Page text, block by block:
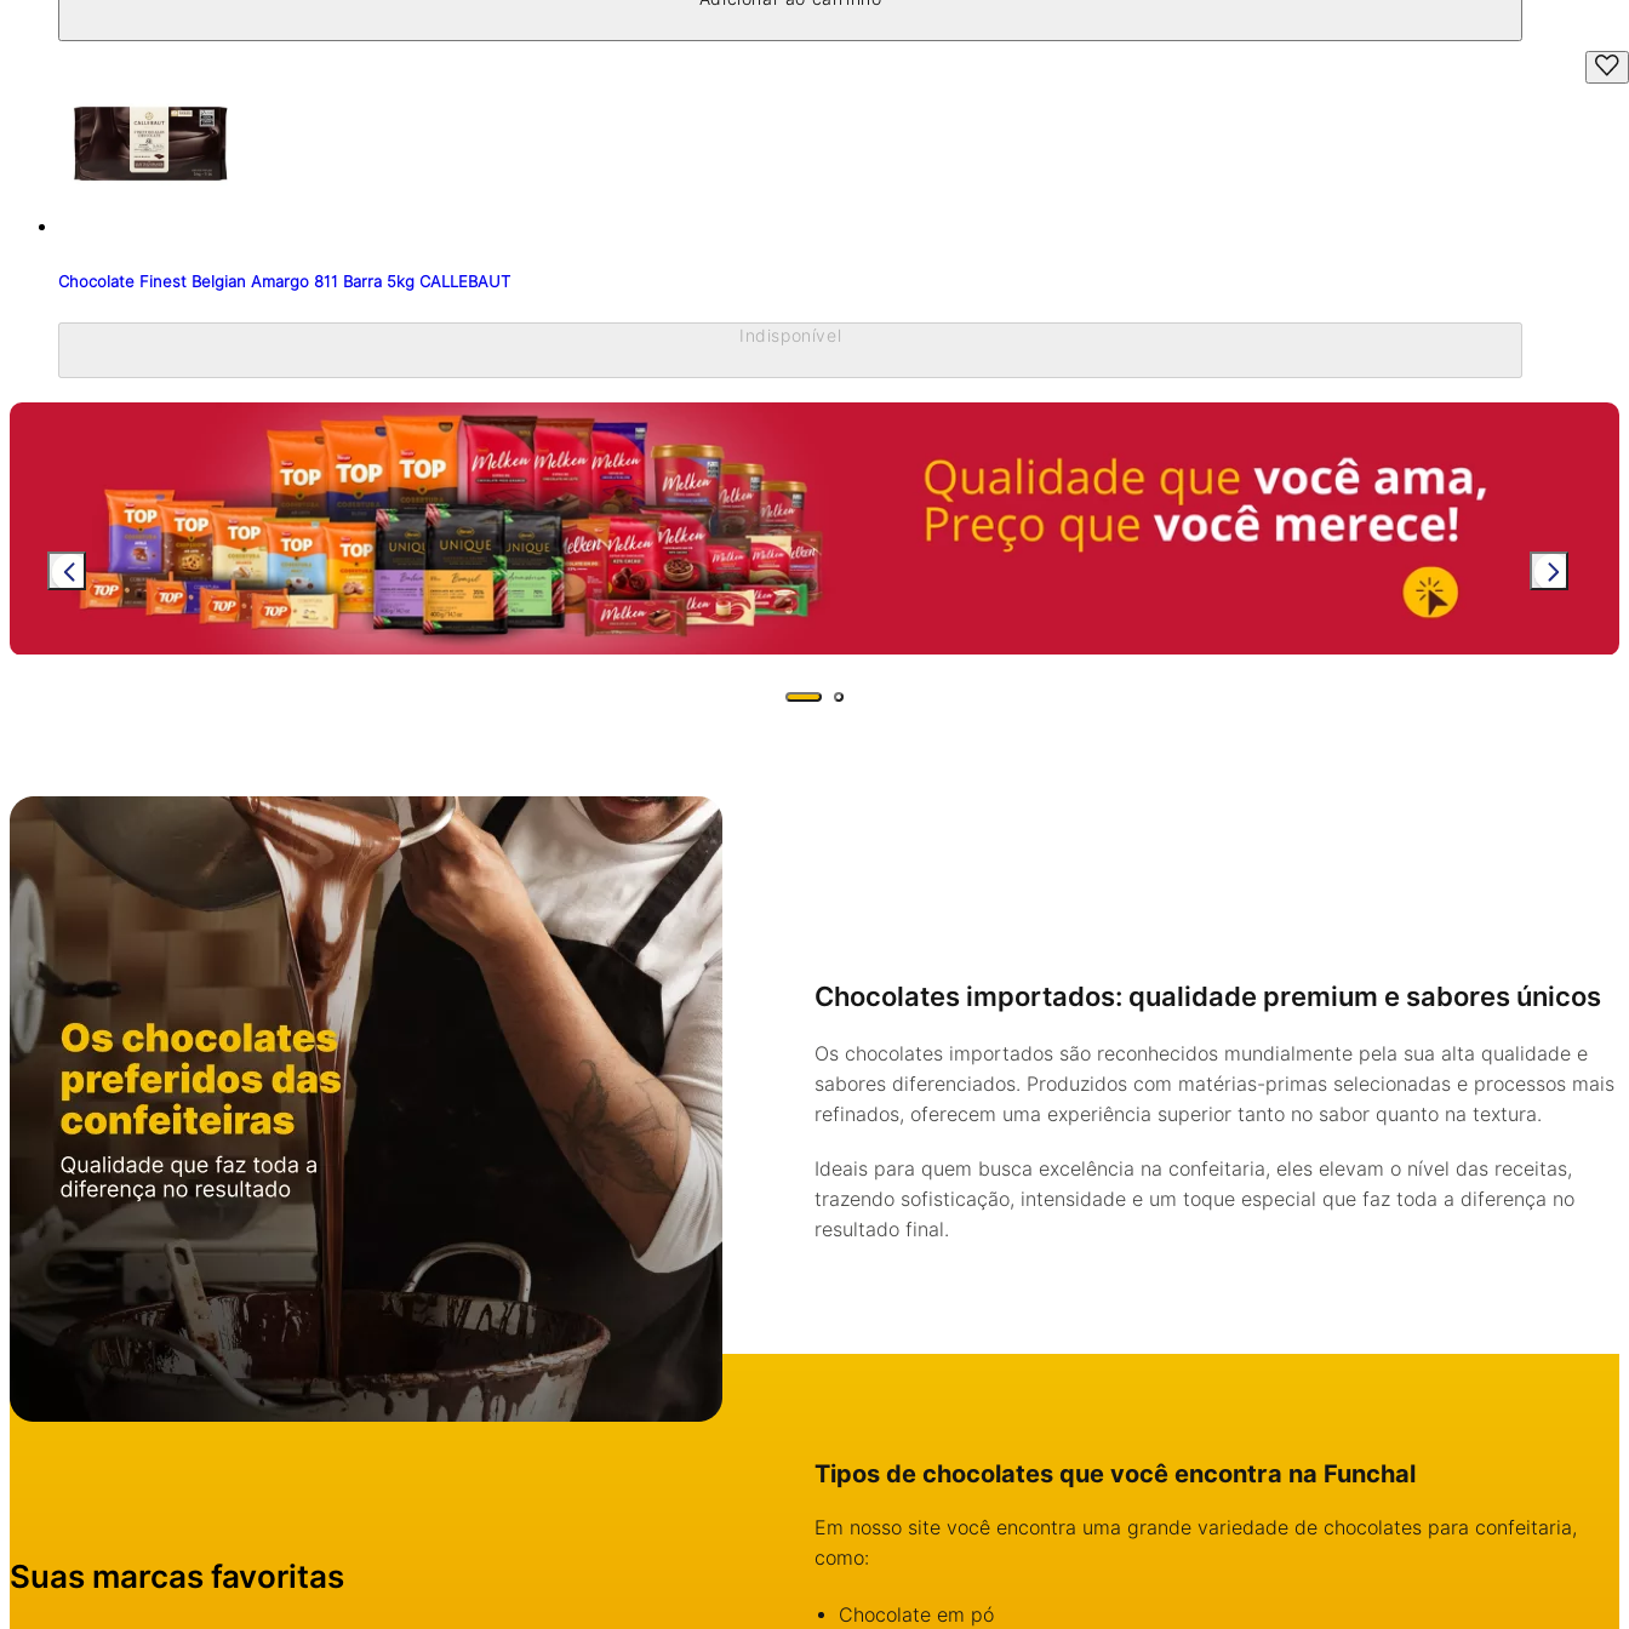
Chocolate Finest Belgian Amargo 811 Barra 5kg CALLEBAUT
Indisponível
Chocolates importados: qualidade premium e sabores únicos
Os chocolates importados são reconhecidos mundialmente pela sua alta qualidade e
sabores diferenciados. Produzidos com matérias-primas selecionadas e processos mais
refinados, oferecem uma experiência superior tanto no sabor quanto na textura.
Ideais para quem busca excelência na confeitaria, eles elevam o nível das receitas,
trazendo sofisticação, intensidade e um toque especial que faz toda a diferença no
resultado final.
Suas marcas favoritas
Tipos de chocolates que você encontra na Funchal
Em nosso site você encontra uma grande variedade de chocolates para confeitaria,
como:
Chocolate em pó